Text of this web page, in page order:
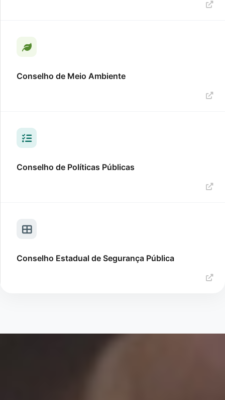
Conselho de Meio Ambiente
Conselho de Políticas Públicas
Conselho Estadual de Segurança Pública